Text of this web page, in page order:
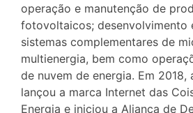
operação e manutenção de
fotovoltaicos; desenvolvimento
sistemas complementares de
multienergia, bem como
de nuvem de energia. Em 2018,
lançou a marca Internet das
Energia e iniciou a Aliança de